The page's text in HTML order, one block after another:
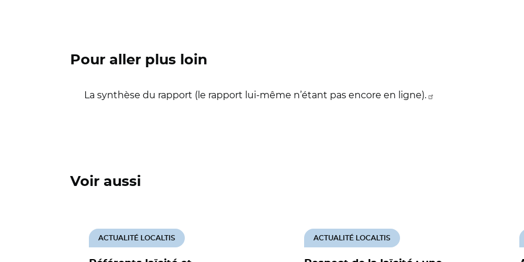
Pour aller plus loin
La synthèse du rapport (le rapport lui-même n’étant pas encore en ligne).
Voir aussi
ACTUALITÉ LOCALTIS ACTUALITÉ LOCALTIS